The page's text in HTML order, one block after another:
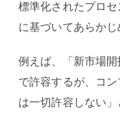
標準化されたプロ
に基づいてあらかじ
例えば、「新市場
で許容するが、コ
は一切許容しない」